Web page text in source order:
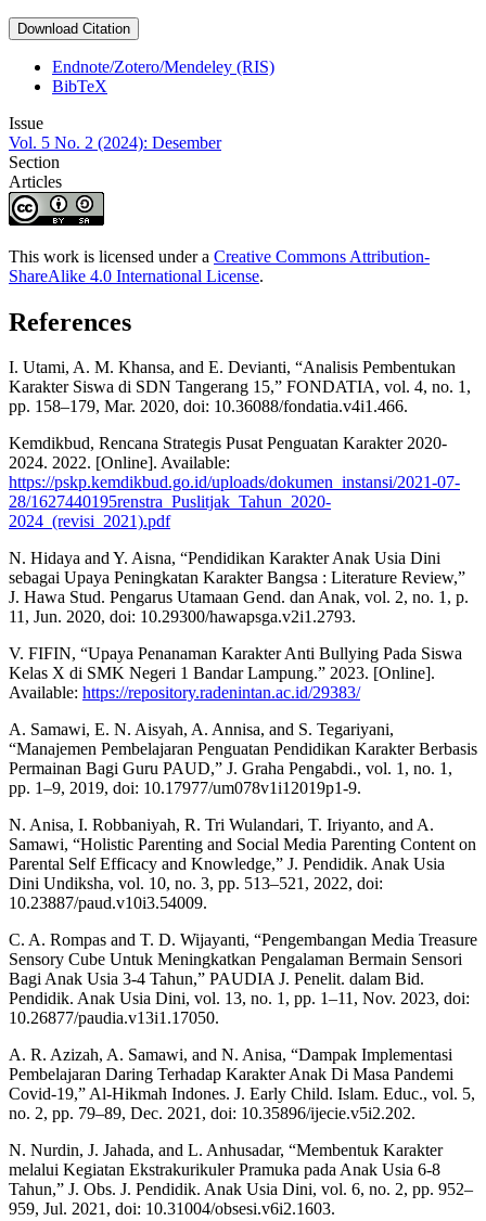
Download Citation
Endnote/Zotero/Mendeley (RIS)
BibTeX
Issue
Vol. 5 No. 2 (2024): Desember
Section
Articles
This work is licensed under a Creative Commons Attribution-
ShareAlike 4.0 International License.
References
I. Utami, A. M. Khansa, and E. Devianti, “Analisis Pembentukan
Karakter Siswa di SDN Tangerang 15,” FONDATIA, vol. 4, no. 1,
pp. 158–179, Mar. 2020, doi: 10.36088/fondatia.v4i1.466.
Kemdikbud, Rencana Strategis Pusat Penguatan Karakter 2020-
2024. 2022. [Online]. Available:
https://pskp.kemdikbud.go.id/uploads/dokumen_instansi/2021-07-
28/1627440195renstra_Puslitjak_Tahun_2020-
2024_(revisi_2021).pdf
N. Hidaya and Y. Aisna, “Pendidikan Karakter Anak Usia Dini
sebagai Upaya Peningkatan Karakter Bangsa : Literature Review,”
J. Hawa Stud. Pengarus Utamaan Gend. dan Anak, vol. 2, no. 1, p.
11, Jun. 2020, doi: 10.29300/hawapsga.v2i1.2793.
V. FIFIN, “Upaya Penanaman Karakter Anti Bullying Pada Siswa
Kelas X di SMK Negeri 1 Bandar Lampung.” 2023. [Online].
Available: https://repository.radenintan.ac.id/29383/
A. Samawi, E. N. Aisyah, A. Annisa, and S. Tegariyani,
“Manajemen Pembelajaran Penguatan Pendidikan Karakter Berbasis
Permainan Bagi Guru PAUD,” J. Graha Pengabdi., vol. 1, no. 1,
pp. 1–9, 2019, doi: 10.17977/um078v1i12019p1-9.
N. Anisa, I. Robbaniyah, R. Tri Wulandari, T. Iriyanto, and A.
Samawi, “Holistic Parenting and Social Media Parenting Content on
Parental Self Efficacy and Knowledge,” J. Pendidik. Anak Usia
Dini Undiksha, vol. 10, no. 3, pp. 513–521, 2022, doi:
10.23887/paud.v10i3.54009.
C. A. Rompas and T. D. Wijayanti, “Pengembangan Media Treasure
Sensory Cube Untuk Meningkatkan Pengalaman Bermain Sensori
Bagi Anak Usia 3-4 Tahun,” PAUDIA J. Penelit. dalam Bid.
Pendidik. Anak Usia Dini, vol. 13, no. 1, pp. 1–11, Nov. 2023, doi:
10.26877/paudia.v13i1.17050.
A. R. Azizah, A. Samawi, and N. Anisa, “Dampak Implementasi
Pembelajaran Daring Terhadap Karakter Anak Di Masa Pandemi
Covid-19,” Al-Hikmah Indones. J. Early Child. Islam. Educ., vol. 5,
no. 2, pp. 79–89, Dec. 2021, doi: 10.35896/ijecie.v5i2.202.
N. Nurdin, J. Jahada, and L. Anhusadar, “Membentuk Karakter
melalui Kegiatan Ekstrakurikuler Pramuka pada Anak Usia 6-8
Tahun,” J. Obs. J. Pendidik. Anak Usia Dini, vol. 6, no. 2, pp. 952–
959, Jul. 2021, doi: 10.31004/obsesi.v6i2.1603.